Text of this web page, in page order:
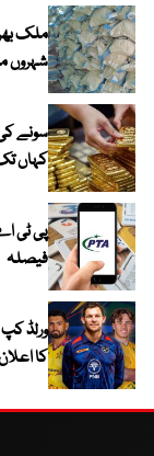
ملک
شہروں میں 20 کلو تھیلا 100
سونے
کہاں
پی ٹی
فیصلہ
کا